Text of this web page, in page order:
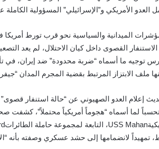
العدو الأمريكي و”الإسرائيلي” المسؤولية
الميدانية والسياسية نحو قرب تورط
القصوى داخل كيان الاحتلال، لم يعد
توجيه ما أسماه “ضربة محدودة” ضد إيران، في
ملف الابتزاز المرتبط بقضية المجرم المدان
إعلام العدو الصهيوني عن “حالة استنفار
لما أسماه “هجوماً أمريكياً محتملاً”، كشفت
تمهيداً لانضمامها إلى حشد عسكري وصفته بأنه